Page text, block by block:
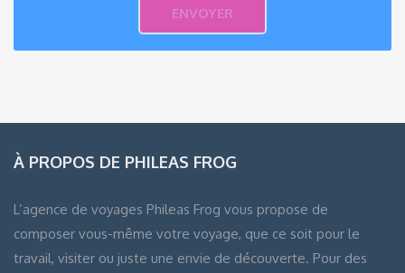
À PROPOS DE PHILEAS FROG
L’agence de voyages Phileas Frog vous propose de
composer vous-même votre voyage, que ce soit pour le
travail, visiter ou juste une envie de découverte. Pour des